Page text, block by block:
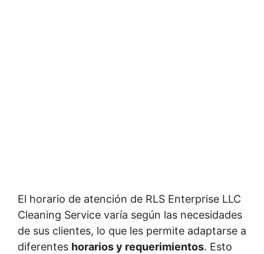
El horario de atención de RLS Enterprise LLC
Cleaning Service varía según las necesidades
de sus clientes, lo que les permite adaptarse a
diferentes horarios y requerimientos. Esto